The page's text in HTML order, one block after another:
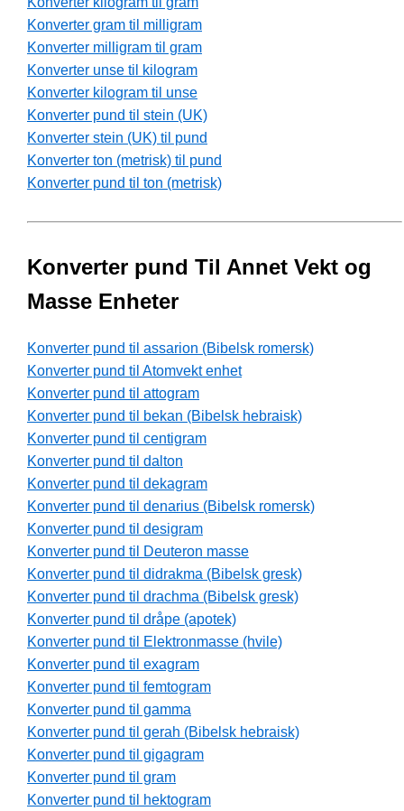
Konverter gram til milligram
Konverter milligram til gram
Konverter unse til kilogram
Konverter kilogram til unse
Konverter pund til stein (UK)
Konverter stein (UK) til pund
Konverter ton (metrisk) til pund
Konverter pund til ton (metrisk)
Konverter pund Til Annet Vekt og
Masse Enheter
Konverter pund til assarion (Bibelsk romersk)
Konverter pund til Atomvekt enhet
Konverter pund til attogram
Konverter pund til bekan (Bibelsk hebraisk)
Konverter pund til centigram
Konverter pund til dalton
Konverter pund til dekagram
Konverter pund til denarius (Bibelsk romersk)
Konverter pund til desigram
Konverter pund til Deuteron masse
Konverter pund til didrakma (Bibelsk gresk)
Konverter pund til drachma (Bibelsk gresk)
Konverter pund til dråpe (apotek)
Konverter pund til Elektronmasse (hvile)
Konverter pund til exagram
Konverter pund til femtogram
Konverter pund til gamma
Konverter pund til gerah (Bibelsk hebraisk)
Konverter pund til gigagram
Konverter pund til gram
Konverter pund til hektogram